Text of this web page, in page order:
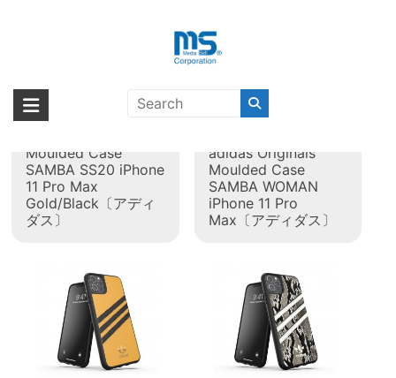
海外輸入ブランド商品｜株式会社
海外事業部が取り揃えている海外輸入商品には、日本では珍しい「海外ブ
ランド」をはじめ「ユニークな商品」「機能的な商品」「コストパフォー
タグ: iPhone 11 Pro Max
Moulded Case
SAMBA SS20 iPhone
11 Pro Max
Gold/Black〔アディ
ダス〕
adidas Originals
Moulded Case
SAMBA WOMAN
iPhone 11 Pro
Max〔アディダス〕